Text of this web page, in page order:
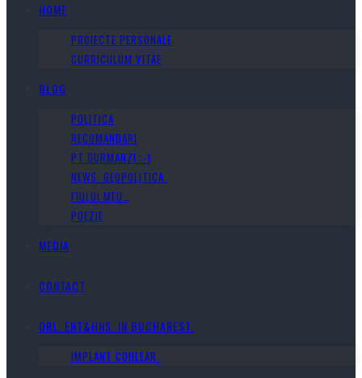
HOME
PROIECTE PERSONALE
CURRICULUM VITAE
BLOG
POLITICA
RECOMANDARI
PT GURMANZI :-)
NEWS. GEOPOLITICA.
FIULUI MEU…
POEZIE
MEDIA
CONTACT
ORL. ENT&HNS. IN BUCHAREST.
IMPLANT COHLEAR.